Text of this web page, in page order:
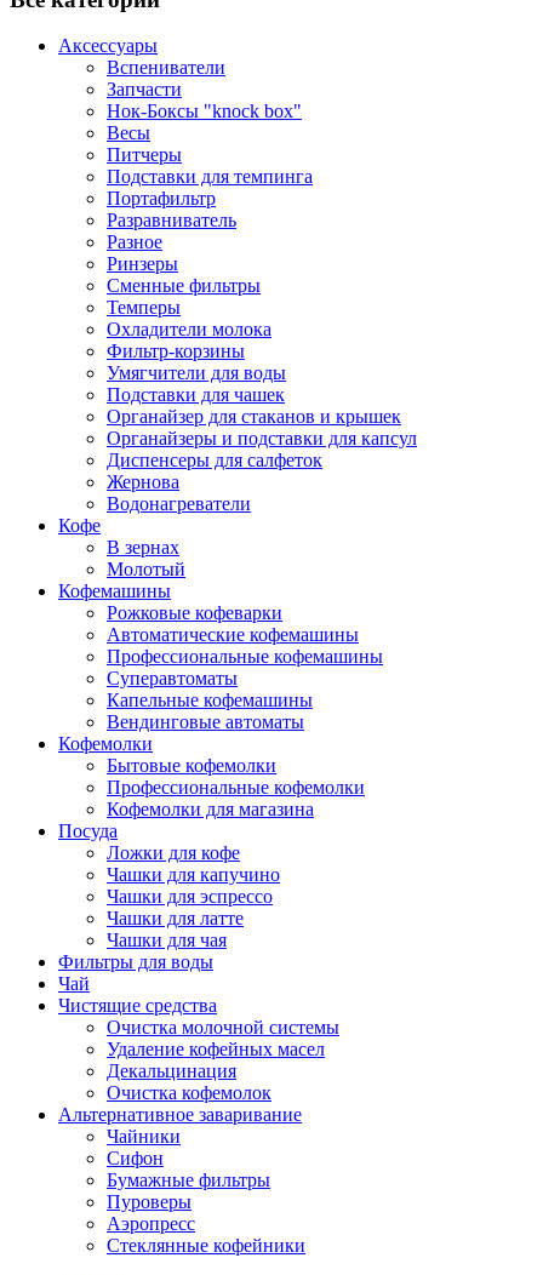
Аксессуары
Вспениватели
Запчасти
Нок-Боксы "knock box"
Весы
Питчеры
Подставки для темпинга
Портафильтр
Разравниватель
Разное
Ринзеры
Сменные фильтры
Темперы
Охладители молока
Фильтр-корзины
Умягчители для воды
Подставки для чашек
Органайзер для стаканов и крышек
Органайзеры и подставки для капсул
Диспенсеры для салфеток
Жернова
Водонагреватели
Кофе
В зернах
Молотый
Кофемашины
Рожковые кофеварки
Автоматические кофемашины
Профессиональные кофемашины
Суперавтоматы
Капельные кофемашины
Вендинговые автоматы
Кофемолки
Бытовые кофемолки
Профессиональные кофемолки
Кофемолки для магазина
Посуда
Ложки для кофе
Чашки для капучино
Чашки для эспрессо
Чашки для латте
Чашки для чая
Фильтры для воды
Чай
Чистящие средства
Очистка молочной системы
Удаление кофейных масел
Декальцинация
Очистка кофемолок
Альтернативное заваривание
Чайники
Сифон
Бумажные фильтры
Пуроверы
Аэропресс
Стеклянные кофейники